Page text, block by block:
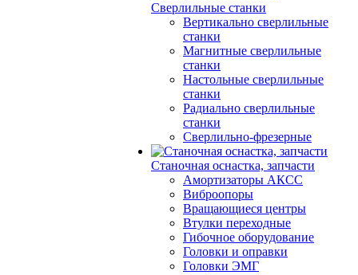
Сверлильные станки
Вертикально сверлильные
станки
Магнитные сверлильные
станки
Настольные сверлильные
станки
Радиально сверлильные
станки
Сверлильно-фрезерные
Станочная оснастка, запчасти
Амортизаторы АКСС
Виброопоры
Вращающиеся центры
Втулки переходные
Гибочное оборудование
Головки и оправки
Головки ЭМГ